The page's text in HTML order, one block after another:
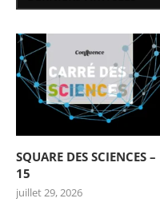
SQUARE DES SCIENCES –
15
juillet 29, 2026